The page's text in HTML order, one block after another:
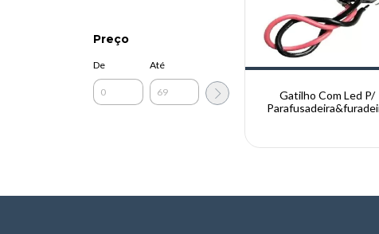
Preço
De Até
Gatilho Com Led P/